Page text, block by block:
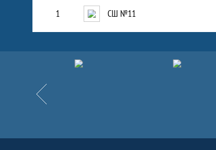
1 СШ №11
Назад
Партнёры